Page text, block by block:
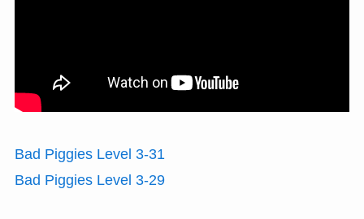
Bad Piggies Level 3-31
Bad Piggies Level 3-29